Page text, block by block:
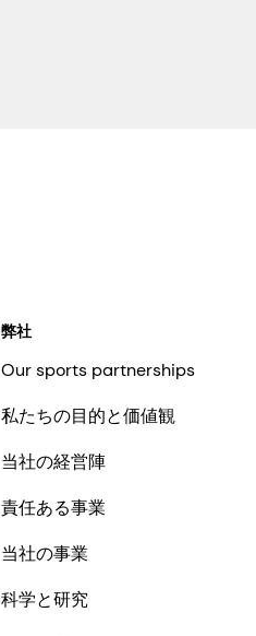
弊社
Our sports partnerships
私たちの目的と価値観
当社の経営陣
責任ある事業
当社の事業
科学と研究